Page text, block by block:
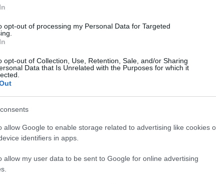
opt-out of processing my Personal Data for Targeted
opt-out of Collection, Use, Retention, Sale, and/or Sharing
Data that Is Unrelated with the Purposes for which it
allow Google to enable storage related to advertising like cookies
identifiers in apps.
allow my user data to be sent to Google for online advertising
hangulata – Jön a második forduló! (X)
#2025